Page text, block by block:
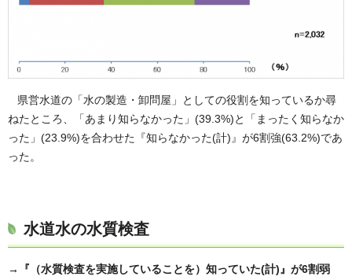
県営水道の「水の製造・卸問屋」としての役割を知っているか尋
ねたところ、「あまり知らなかった」(39.3%)と「まったく知らなか
った」(23.9%)を合わせた『知らなかった(計)』が6割強(63.2%)であ
った。
水道水の水質検査
→『（水質検査を実施していることを）知っていた(計)』が6割弱